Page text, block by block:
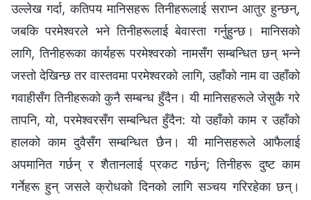
उल्‍लेख गर्दा, कतिपय मानिसहरू तिनीहरूलाई सराप्‍न आतुर हुन्छन्,
जबकि परमेश्‍वरले भने तिनीहरूलाई बेवास्ता गर्नुहुन्छ। मानिसको
लागि, तिनीहरूका कार्यहरू परमेश्‍वरको नामसँग सम्‍बन्धित छन् भन्‍ने
जस्तो देखिन्छ तर वास्तवमा परमेश्‍वरको लागि, उहाँको नाम वा उहाँको
गवाहीसँग तिनीहरूको कुनै सम्‍बन्ध हुँदैन। यी मानिसहरूले जेसुकै गरे
तापनि, यो, परमेश्‍वरसँग सम्‍बन्धित हुँदैन: यो उहाँको काम र उहाँको
हालको काम दुवैसँग सम्‍बन्धित छैन। यी मानिसहरूले आफैलाई
अपमानित गर्छन् र शैतानलाई प्रकट गर्छन्; तिनीहरू दुष्ट काम
गर्नेहरू हुन् जसले क्रोधको दिनको लागि सञ्चय गरिरहेका छन्।